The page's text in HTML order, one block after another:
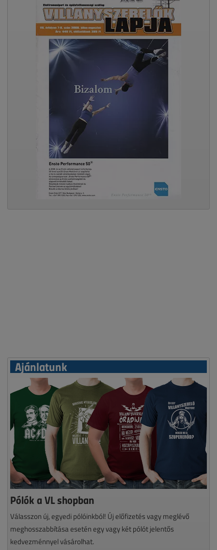
Ajánlatunk
Pólók a VL shopban
Válasszon új, egyedi pólóinkból! Új előfizetés vagy meglévő
meghosszabbítása esetén egy vagy két pólót jelentős
kedvezménnyel vásárolhat.